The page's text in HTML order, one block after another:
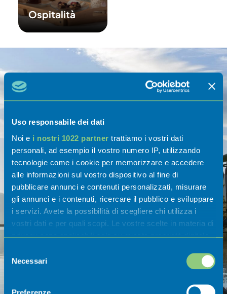
Uso responsabile dei dati
Noi e i nostri 1022 partner trattiamo i vostri dati
personali, ad esempio il vostro numero IP, utilizzando
tecnologie come i cookie per memorizzare e accedere
alle informazioni sul vostro dispositivo al fine di
pubblicare annunci e contenuti personalizzati, misurare
gli annunci e i contenuti, ricercare il pubblico e sviluppare
i servizi. Avete la possibilità di scegliere chi utilizza i
vostri dati e per quali scopi. Le vostre scelte in materia di
privacy sono applicabili solo su questa proprietà digitale
modificare o revocare il proprio consenso in qualsiasi
momento dalla Dichiarazione sui cookie o facendo clic
delNecessari
Ospitalità
Bike e trekking
Scopri tutti i percorsi di bike e trekking
nel cuore meraviglioso della Val